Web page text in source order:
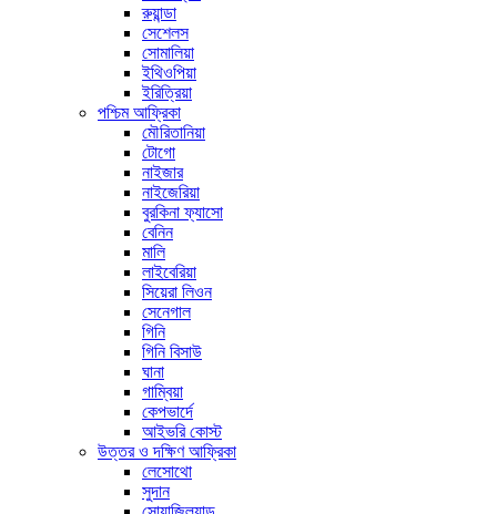
রুয়ান্ডা
সেশেলস
সোমালিয়া
ইথিওপিয়া
ইরিত্রিয়া
পশ্চিম আফ্রিকা
মৌরিতানিয়া
টোগো
নাইজার
নাইজেরিয়া
বুরকিনা ফ্যাসো
বেনিন
মালি
লাইবেরিয়া
সিয়েরা লিওন
সেনেগাল
গিনি
গিনি বিসাউ
ঘানা
গাম্বিয়া
কেপভার্দে
আইভরি কোস্ট
উত্তর ও দক্ষিণ আফ্রিকা
লেসোথো
সুদান